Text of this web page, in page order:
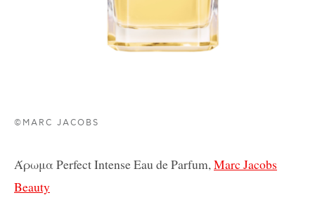
©MARC JACOBS
Άρωμα Perfect Intense Eau de Parfum, Marc Jacobs
Beauty